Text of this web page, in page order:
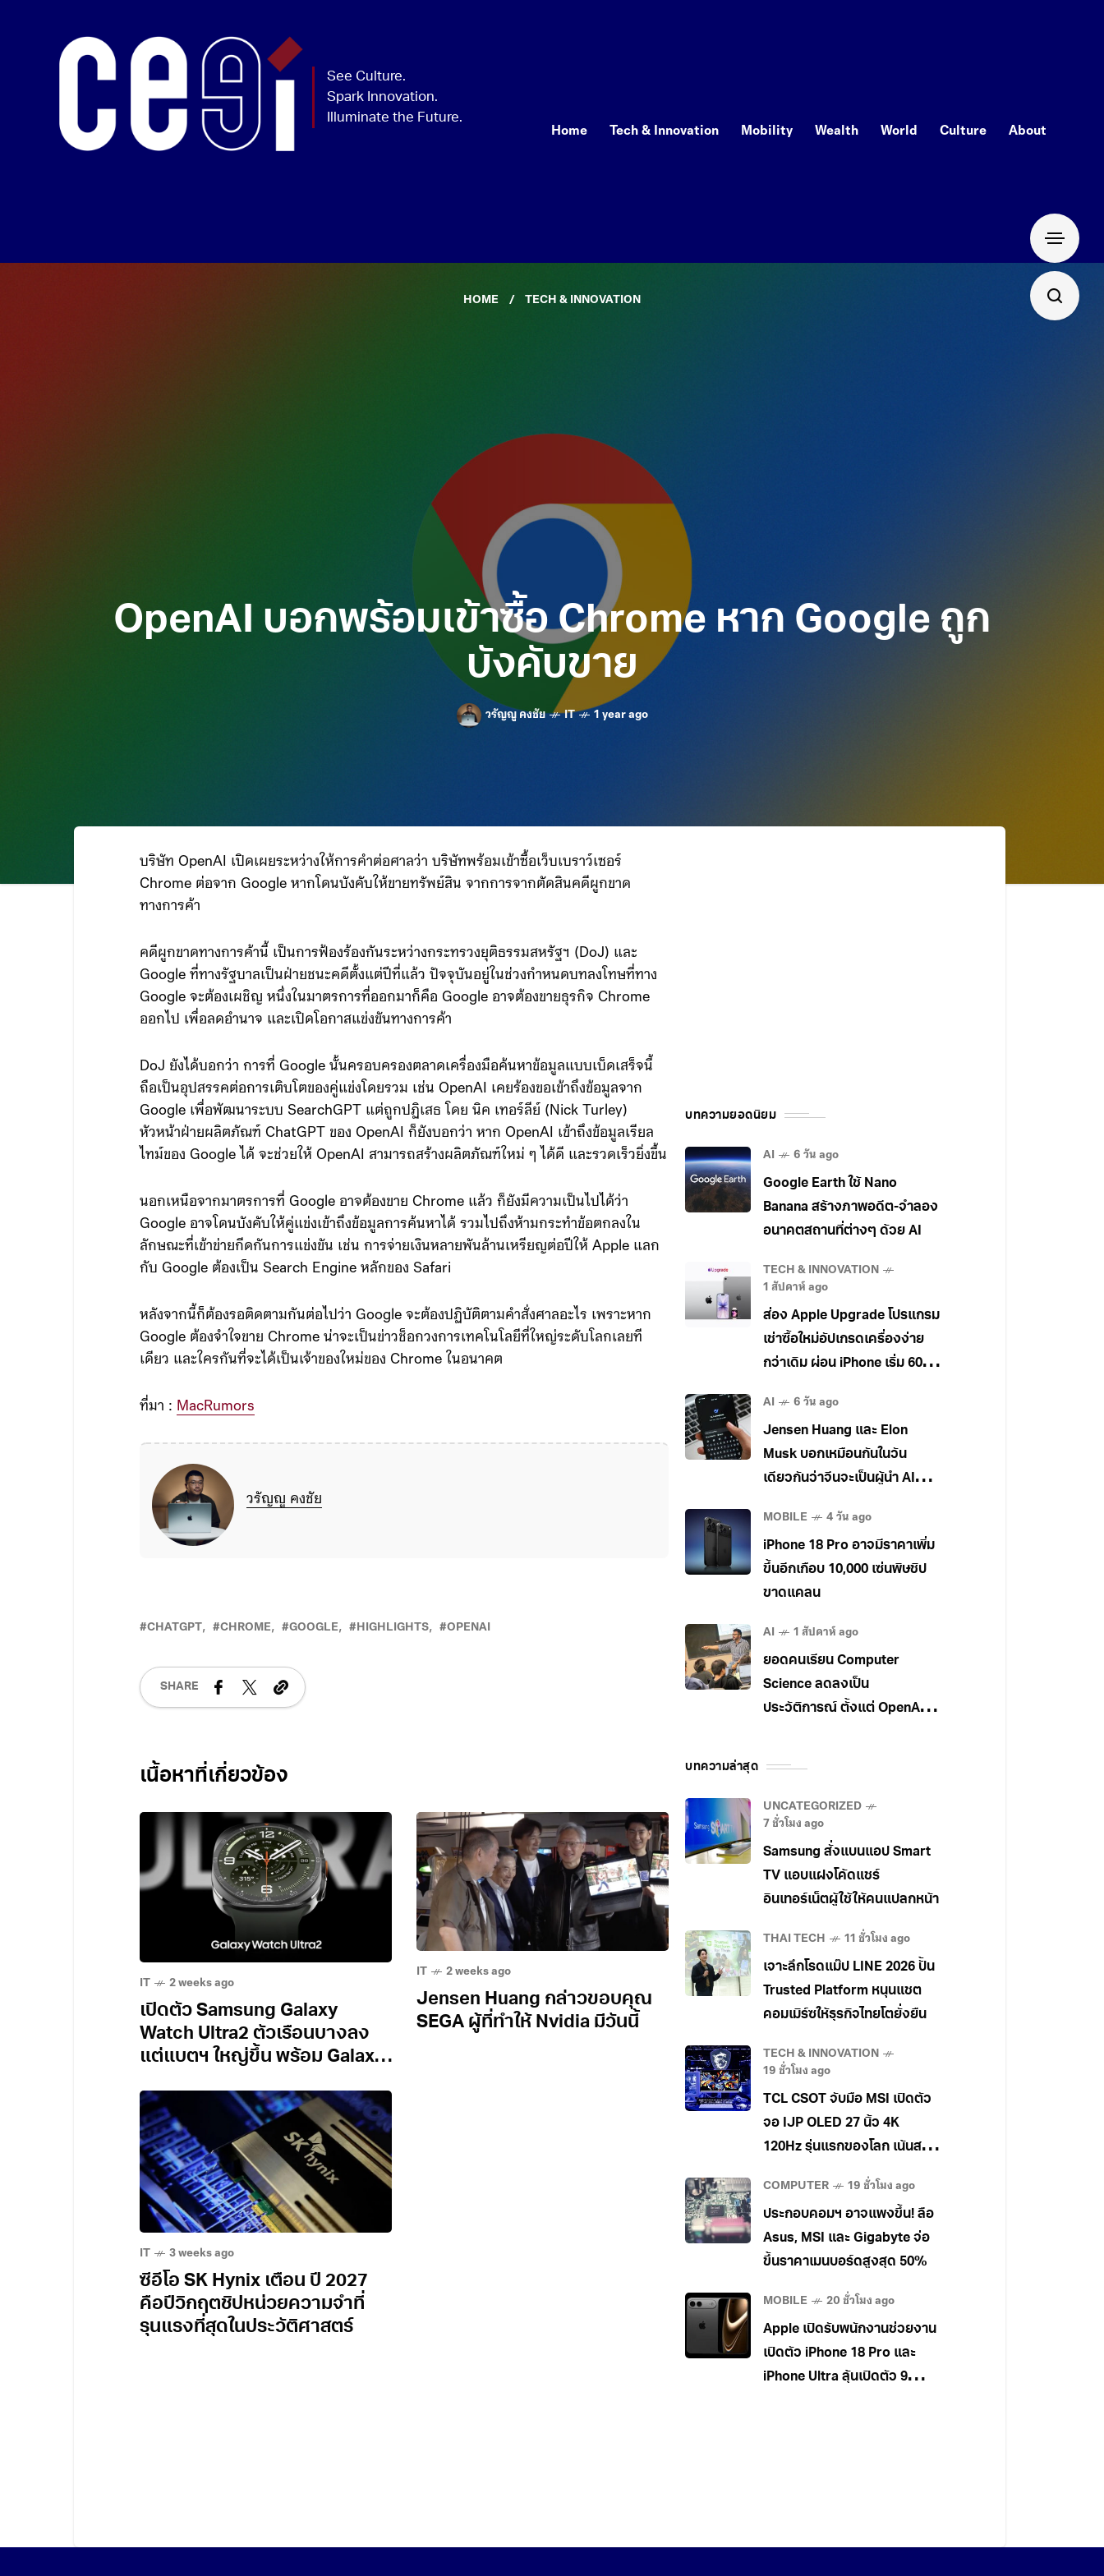
Home Tech & Innovation Mobility Wealth World Culture About
HOME TECH & INNOVATION
OpenAI บอกพร้อมเข้าซื้อ Chrome หาก Google ถูก
บังคับขาย
วรัญญู คงชัย IT 1 year ago
บริษัท OpenAI เปิดเผยระหว่างให้การคำต่อศาลว่า บริษัทพร้อมเข้าซื้อเว็บเบราว์เซอร์
Chrome ต่อจาก Google หากโดนบังคับให้ขายทรัพย์สิน จากการจากตัดสินคดีผูกขาด
ทางการค้า
คดีผูกขาดทางการค้านี้ เป็นการฟ้องร้องกันระหว่างกระทรวงยุติธรรมสหรัฐฯ (DoJ) และ
Google ที่ทางรัฐบาลเป็นฝ่ายชนะคดีตั้งแต่ปีที่แล้ว ปัจจุบันอยู่ในช่วงกำหนดบทลงโทษที่ทาง
Google จะต้องเผชิญ หนึ่งในมาตรการที่ออกมาก็คือ Google อาจต้องขายธุรกิจ Chrome
ออกไป เพื่อลดอำนาจ และเปิดโอกาสแข่งขันทางการค้า
DoJ ยังได้บอกว่า การที่ Google นั้นครอบครองตลาดเครื่องมือค้นหาข้อมูลแบบเบ็ดเสร็จนี้
ถือเป็นอุปสรรคต่อการเติบโตของคู่แข่งโดยรวม เช่น OpenAI เคยร้องขอเข้าถึงข้อมูลจาก
Google เพื่อพัฒนาระบบ SearchGPT แต่ถูกปฏิเสธ โดย นิค เทอร์ลีย์ (Nick Turley)
หัวหน้าฝ่ายผลิตภัณฑ์ ChatGPT ของ OpenAI ก็ยังบอกว่า หาก OpenAI เข้าถึงข้อมูลเรียล
ไทม์ของ Google ได้ จะช่วยให้ OpenAI สามารถสร้างผลิตภัณฑ์ใหม่ ๆ ได้ดี และรวดเร็วยิ่งขึ้น
นอกเหนือจากมาตรการที่ Google อาจต้องขาย Chrome แล้ว ก็ยังมีความเป็นไปได้ว่า
Google อาจโดนบังคับให้คู่แข่งเข้าถึงข้อมูลการค้นหาได้ รวมไปถึงห้ามกระทำข้อตกลงใน
ลักษณะที่เข้าข่ายกีดกันการแข่งขัน เช่น การจ่ายเงินหลายพันล้านเหรียญต่อปีให้ Apple แลก
กับ Google ต้องเป็น Search Engine หลักของ Safari
หลังจากนี้ก็ต้องรอติดตามกันต่อไปว่า Google จะต้องปฏิบัติตามคำสั่งศาลอะไร เพราะหาก
Google ต้องจำใจขาย Chrome น่าจะเป็นข่าวช็อกวงการเทคโนโลยีที่ใหญ่ระดับโลกเลยที
เดียว และใครกันที่จะได้เป็นเจ้าของใหม่ของ Chrome ในอนาคต
ที่มา : MacRumors
วรัญญู คงชัย
CHATGPT CHROME GOOGLE HIGHLIGHTS OPENAI
SHARE
Related Posts
IT 2 weeks ago
เปิดตัว Samsung Galaxy
Watch Ultra2 ตัวเรือนบางลง
แต่แบตฯ ใหญ่ขึ้น พร้อม Galaxy
IT 2 weeks ago
Jensen Huang กล่าวขอบคุณ
SEGA ผู้ที่ทำให้ Nvidia มีวันนี้
IT 3 weeks ago
ซีอีโอ SK Hynix เตือน ปี 2027
คือปีวิกฤตชิปหน่วยความจำที่
รุนแรงที่สุดในประวัติศาสตร์
บทความยอดนิยม
AI 6 วัน ago
Google Earth ใช้ Nano
Banana สร้างภาพอดีต-จำลอง
อนาคตสถานที่ต่างๆ ด้วย AI
TECH & INNOVATION
1 สัปดาห์ ago
ส่อง Apple Upgrade โปรแกรม
เช่าซื้อใหม่อัปเกรดเครื่องง่าย
กว่าเดิม ผ่อน iPhone เริ่ม 600
AI 6 วัน ago
Jensen Huang และ Elon
Musk บอกเหมือนกันในวัน
เดียวกันว่าจีนจะเป็นผู้นำ AI
MOBILE 4 วัน ago
iPhone 18 Pro อาจมีราคาเพิ่ม
ขึ้นอีกเกือบ 10,000 เซ่นพิษชิป
ขาดแคลน
AI 1 สัปดาห์ ago
ยอดคนเรียน Computer
Science ลดลงเป็น
ประวัติการณ์ ตั้งแต่ OpenAI
บทความล่าสุด
UNCATEGORIZED
7 ชั่วโมง ago
Samsung สั่งแบนแอป Smart
TV แอบแฝงโค้ดแชร์
อินเทอร์เน็ตผู้ใช้ให้คนแปลกหน้า
THAI TECH 11 ชั่วโมง ago
เจาะลึกโรดแม๊ป LINE 2026 ปั้น
Trusted Platform หนุนแชต
คอมเมิร์ซให้ธุรกิจไทยโตยั่งยืน
TECH & INNOVATION
19 ชั่วโมง ago
TCL CSOT จับมือ MSI เปิดตัว
จอ IJP OLED 27 นิ้ว 4K
120Hz รุ่นแรกของโลก เน้นสาย
COMPUTER 19 ชั่วโมง ago
ประกอบคอมฯ อาจแพงขึ้น! ลือ
Asus, MSI และ Gigabyte จ่อ
ขึ้นราคาเมนบอร์ดสูงสุด 50%
MOBILE 20 ชั่วโมง ago
Apple เปิดรับพนักงานช่วยงาน
เปิดตัว iPhone 18 Pro และ
iPhone Ultra ลุ้นเปิดตัว 9